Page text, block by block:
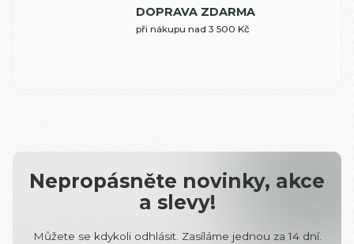
DOPRAVA ZDARMA
při nákupu nad 3 500 Kč
Nepropásněte novinky, akce
a slevy!
Můžete se kdykoli odhlásit. Zasíláme jednou za 14 dní.